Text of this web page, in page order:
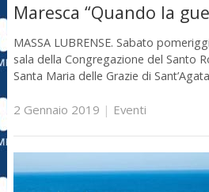
Maresca “Quando la
MASSA LUBRENSE. Sabato
sala della Congregazione del Santo
Santa Maria delle Grazie di
2 Gennaio 2019 | Eventi